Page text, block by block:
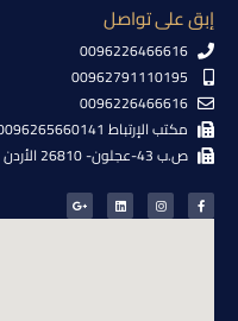
إبق على تواصل
0096226466616
00962791110195
0096226466616
مكتب الإرتباط 0096265660141
ص.ب 43-عجلون- 26810 الأردن